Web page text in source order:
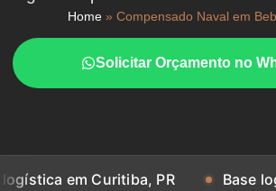
Home» Compensado Naval em
Solicitar Orçamento no
Curitiba, PR Base logística em